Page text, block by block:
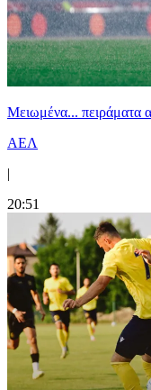
Μειωμένα... πειράματα
ΑΕΛ
|
20:51